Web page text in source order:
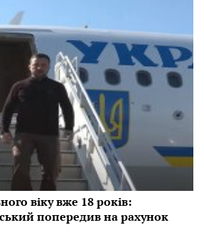
віку вже 18 років:
попередив на рахунок